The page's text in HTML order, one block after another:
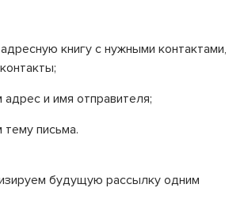
книгу с нужными контактами,
адрес и имя отправителя;
тему письма.
будущую рассылку одним